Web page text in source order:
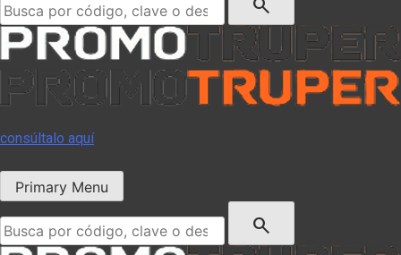
consúltalo aquí
Primary Menu
search